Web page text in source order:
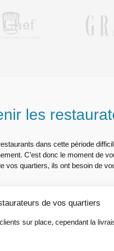
les
dans cette période
C’est donc le moment de
vos quartiers, ils ont besoin de
de vos quartiers
sur place, cependant la